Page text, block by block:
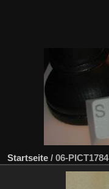
Startseite / 06-PICT1784